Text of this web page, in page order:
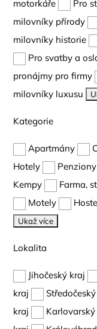
motorkáře Pro
milovníky přírody
milovníky historie
Pro svatby a
pronájmy pro firmy
milovníky luxusu
Kategorie
Apartmány
Hotely
Penziony
Kempy
Farma,
Motely
Ukaž více
Lokalita
Jihočeský kraj
kraj
kraj